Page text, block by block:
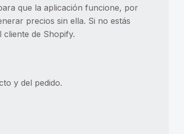
que la aplicación funcione, por
precios sin ella. Si no estás
de Shopify.
y del pedido.